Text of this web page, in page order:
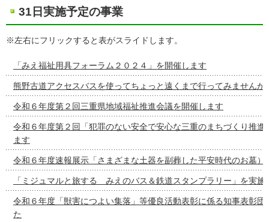
31日実施予定の事業
※左右にフリックすると表がスライドします。
「みえ福祉用具フォーラム２０２４」を開催します
熊野古道アクセスバスを使ってちょっと遠くまで行ってみませんか
令和６年度第２回三重県地域福祉推進会議を開催します
令和６年度第２回「犯罪のない安全で安心な三重のまちづくり推進
ます
令和６年度速報展示「さまざまな土器を副葬した平安時代のお墓）
「ミジュマルと旅する みえのバス＆鉄道スタンプラリー」を実施
令和６年度「獣害につよい集落」等優良活動表彰に係る知事表彰団
た